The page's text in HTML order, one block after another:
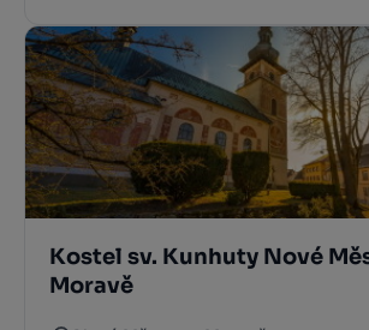
Kostel sv. Kunhuty Nové
Moravě